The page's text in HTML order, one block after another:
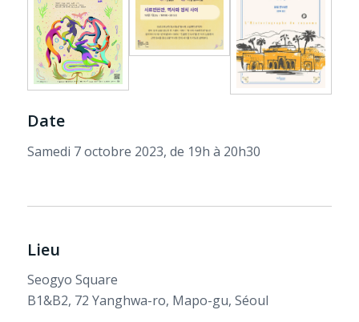
Date
Samedi 7 octobre 2023, de 19h à 20h30
Lieu
Seogyo Square
B1&B2, 72 Yanghwa-ro, Mapo-gu, Séoul